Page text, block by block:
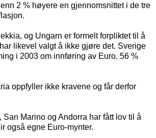
2 % høyere en gjennomsnittet i de tre
og Ungarn er formelt forpliktet til å
likevel valgt å ikke gjøre det. Sverige
i 2003 om innføring av Euro. 56 %
oppfyller ikke kravene og får derfor
San Marino og Andorra har fått lov til å
også egne Euro-mynter.